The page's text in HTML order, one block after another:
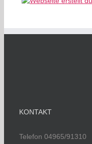
KONTAKT
Telefon 04965/91310